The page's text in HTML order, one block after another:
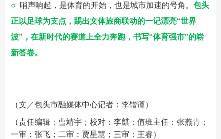
○ 哨声响起，是体育的开始，也是城市加速的号角。 包头
正以足球为支点，踢出文体旅商联动的一记漂亮“世界
波”，在新时代的赛道上全力奔跑，书写“体育强市”的崭
新答卷。
（文／包头市融媒体中心记者：李锴谨）
（责任编辑：曹靖宇；校对：李麒；值班主任：张燕青；
一审：张飞；二审：贾星慧；三审：王睿）